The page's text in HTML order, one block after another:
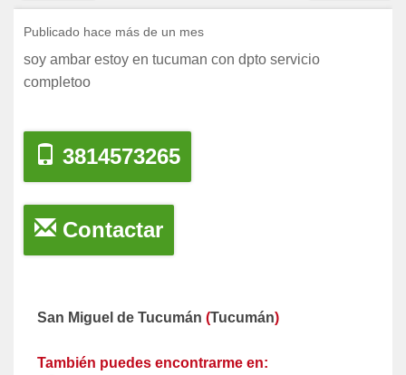
Publicado hace más de un mes
soy ambar estoy en tucuman con dpto servicio
completoo
3814573265
Contactar
San Miguel de Tucumán (Tucumán)
También puedes encontrarme en: